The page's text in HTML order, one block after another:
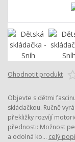
Ohodnotit produkt
Objevte s dětmi
skládačkou. Ručně
překližky rozvíjí
přednosti: Možnost
a odolná ko... celý